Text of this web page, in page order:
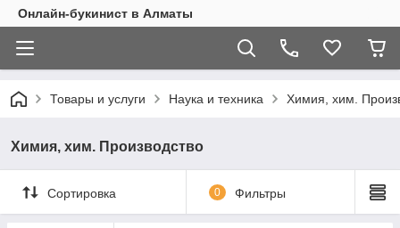
Онлайн-букинист в Алматы
Товары и услуги Наука и техника Химия, хим.
Химия, хим. Производство
Сортировка 0 Фильтры